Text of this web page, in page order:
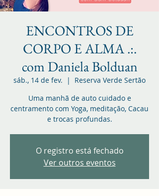
ENCONTROS DE
CORPO E ALMA .:.
com Daniela Bolduan
sáb., 14 de fev.
  |
Reserva Verde Sertão
Uma manhã de auto cuidado e
centramento com Yoga, meditação, Cacau
e trocas profundas.
O registro está fechado
Ver outros eventos